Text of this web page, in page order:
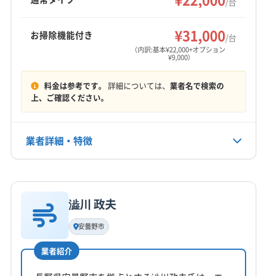
定休日
なし
0120-949-148
で、最初から最後まで記録が残る点も特徴で
お掃除機能付き ¥31,000/台
（内訳:基本¥22,000+オプション
¥9,000）
料金は参考です。 詳細については、 業者名で検索の
上、ご確認ください。
業者詳細・特徴
基本情報
代表者名
松村正男
所在地
澁川 政夫
安曇野市
業者紹介